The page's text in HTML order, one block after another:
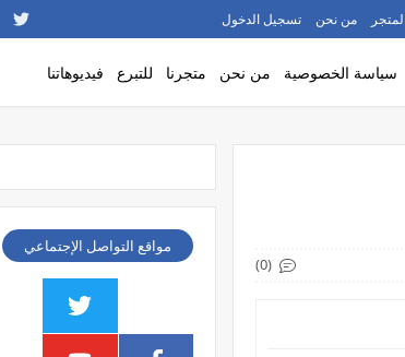
من نحن تسجيل الدخول
سياسة الخصوصية من نحن متجرنا للتبرع فيديوهاتنا
(0)
مواقع التواصل الإجتماعي